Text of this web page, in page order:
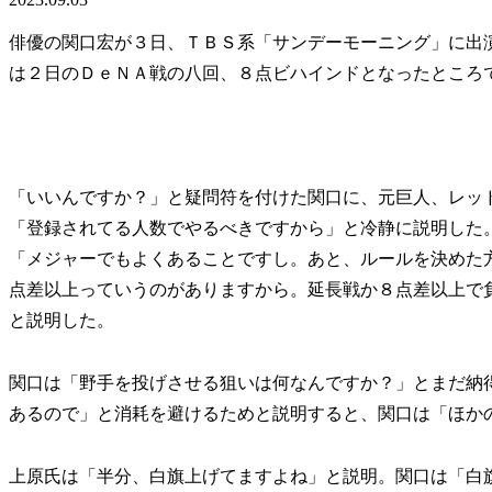
俳優の関口宏が３日、ＴＢＳ系「サンデーモーニング」に
は２日のＤｅＮＡ戦の八回、８点ビハインドとなったとこ
「いいんですか？」と疑問符を付けた関口に、元巨人、レ
「登録されてる人数でやるべきですから」と冷静に説明し
「メジャーでもよくあることですし。あと、ルールを決め
点差以上っていうのがありますから。延長戦か８点差以上
と説明した。
関口は「野手を投げさせる狙いは何なんですか？」とまだ
あるので」と消耗を避けるためと説明すると、関口は「ほ
上原氏は「半分、白旗上げてますよね」と説明。関口は「